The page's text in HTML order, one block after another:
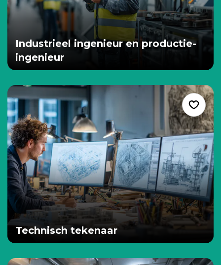
Industrieel ingenieur en productie-
ingenieur
Technisch tekenaar